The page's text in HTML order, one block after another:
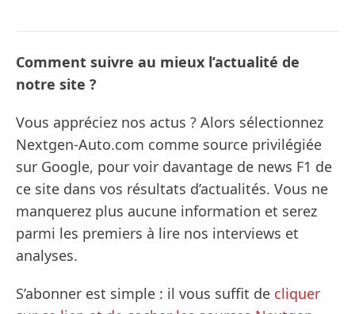
Comment suivre au mieux l’actualité de
notre site ?
Vous appréciez nos actus ? Alors sélectionnez
Nextgen-Auto.com comme source privilégiée
sur Google, pour voir davantage de news F1 de
ce site dans vos résultats d’actualités. Vous ne
manquerez plus aucune information et serez
parmi les premiers à lire nos interviews et
analyses.
S’abonner est simple : il vous suffit de cliquer